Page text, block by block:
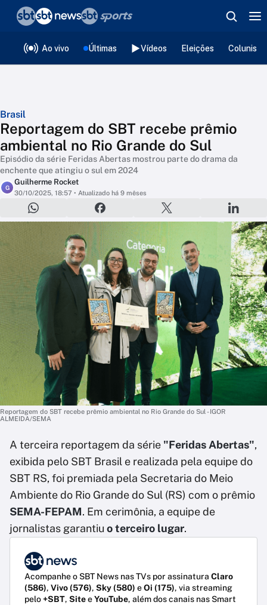
Ao vivo Últimas Vídeos Eleições
Brasil
Reportagem do SBT recebe prêmio
ambiental no Rio Grande do Sul
Episódio da série Feridas Abertas mostrou parte do drama da
enchente que atingiu o sul em 2024
G
Guilherme Rocket
30/10/2025, 18:57 • Atualizado há 9 mêses
Reportagem do SBT recebe prêmio ambiental no Rio Grande do Sul - IGOR
ALMEIDA/SEMA
A terceira reportagem da série "Feridas Abertas",
exibida pelo SBT Brasil e realizada pela equipe do
SBT RS, foi premiada pela Secretaria do Meio
Ambiente do Rio Grande do Sul (RS) com o prêmio
SEMA-FEPAM. Em cerimônia, a equipe de
jornalistas garantiu o terceiro lugar.
Acompanhe o SBT News nas TVs por assinatura Claro
(586), Vivo (576), Sky (580) eOi (175), via streaming
pelo+SBT, SiteeYouTube, além dos canais nas Smart
❮voltar
Editorias